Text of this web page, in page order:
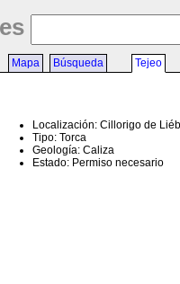
Mapa Búsqueda Tejeo
Localización: Cillorigo de
Tipo: Torca
Geología: Caliza
Estado: Permiso necesario